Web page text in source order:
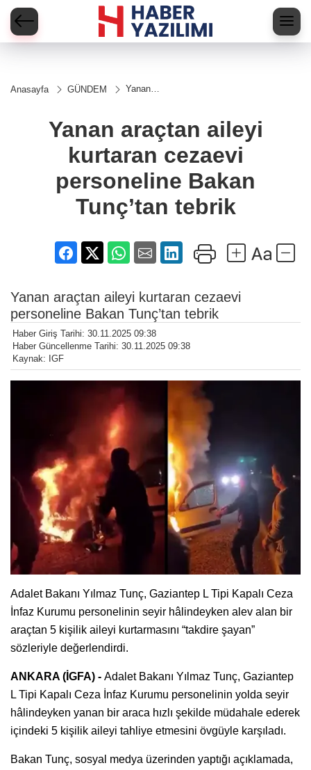
Anasayfa GÜNDEM
Yanan
cezaevi
personeline
Bakan
Tunç’tan
tebrik
Yanan araçtan aileyi
kurtaran cezaevi
personeline Bakan
Tunç’tan tebrik
Yanan araçtan aileyi kurtaran cezaevi
personeline Bakan Tunç’tan tebrik
Haber Giriş Tarihi: 30.11.2025 09:38
Haber Güncellenme Tarihi: 30.11.2025 09:38
Kaynak: IGF
Adalet Bakanı Yılmaz Tunç, Gaziantep L Tipi Kapalı Ceza
İnfaz Kurumu personelinin seyir hâlindeyken alev alan bir
araçtan 5 kişilik aileyi kurtarmasını “takdire şayan”
sözleriyle değerlendirdi.
ANKARA (İGFA) - Adalet Bakanı Yılmaz Tunç, Gaziantep
L Tipi Kapalı Ceza İnfaz Kurumu personelinin yolda seyir
hâlindeyken yanan bir araca hızlı şekilde müdahale ederek
içindeki 5 kişilik aileyi tahliye etmesini övgüyle karşıladı.
Bakan Tunç, sosyal medya üzerinden yaptığı açıklamada,